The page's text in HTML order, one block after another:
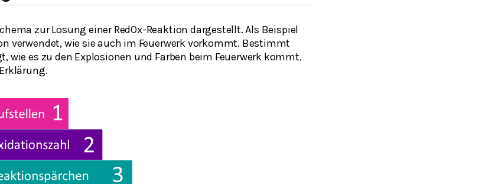
zur Lösung einer RedOx-Reaktion dargestellt. Als Beispiel
verwendet, wie sie auch im Feuerwerk vorkommt. Bestimmt
wie es zu den Explosionen und Farben beim Feuerwerk kommt.